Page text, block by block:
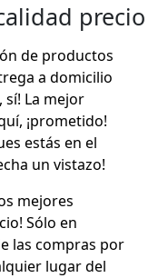
precio
de productos
a domicilio
sí! La mejor
¡prometido!
estás en el
un vistazo!
mejores
Sólo en
las compras por
lugar del